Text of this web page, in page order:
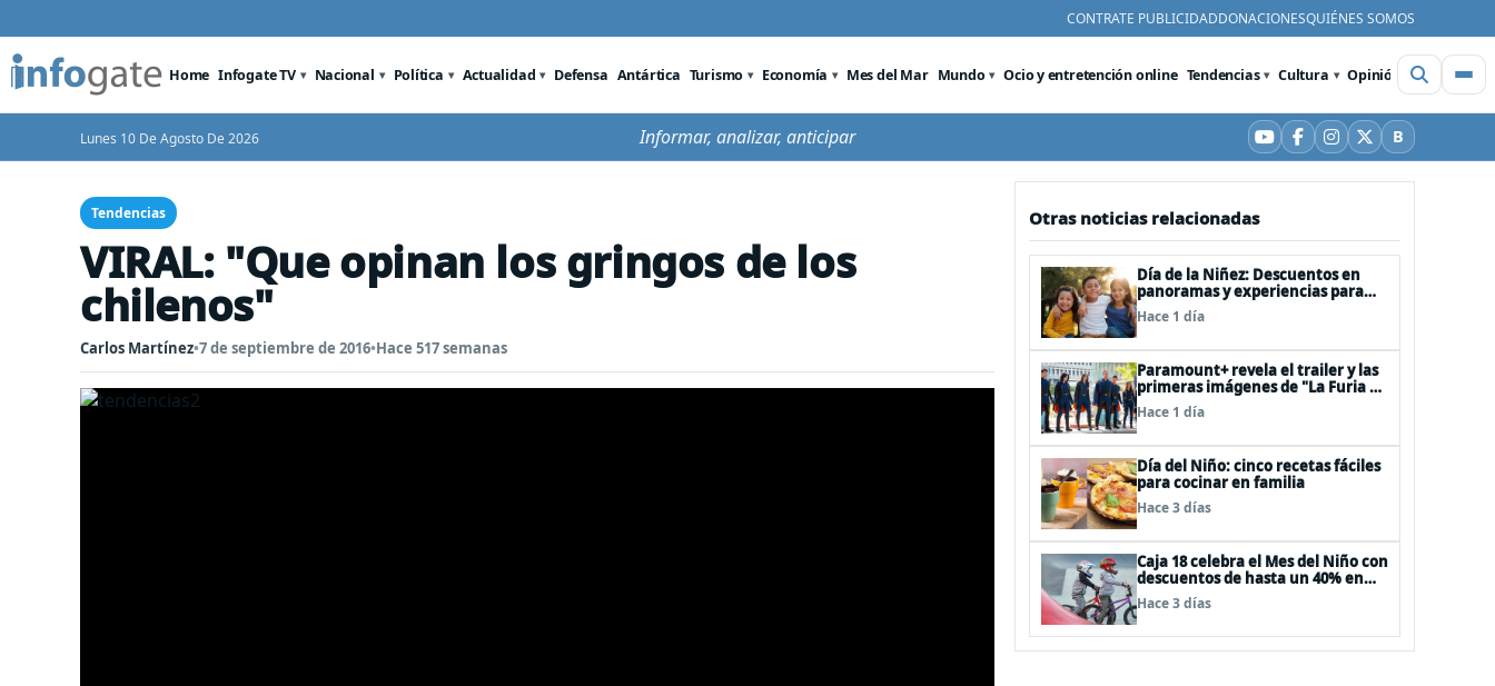
CONTRATE PUBLICIDADDONACIONESQUIÉNES SOMOS
Home Infogate TV Nacional Política Actualidad Defensa Antártica Turismo Economía Mes del Mar Mundo Ocio y entretención online Tendencias Cultura Opinión Videos
Lunes 10 De Agosto De 2026 Informar, analizar, anticipar YouTube
Facebook
Instagram
X BBluesky
Tendencias
VIRAL: "Que opinan los gringos de los
chilenos"
Carlos Martínez•7 de septiembre de 2016•Hace 517 semanas
Otras noticias relacionadas
Día de la Niñez: Descuentos en
panoramas y experiencias para
celebrar en familia
Hace 1 día
Paramount+ revela el trailer y las
primeras imágenes de "La Furia de
los Thundermans"
Hace 1 día
Día del Niño: cinco recetas fáciles
para cocinar en familia
Hace 3 días
Caja 18 celebra el Mes del Niño con
descuentos de hasta un 40% en
panoramas, cine, shows y
streaming
Hace 3 días